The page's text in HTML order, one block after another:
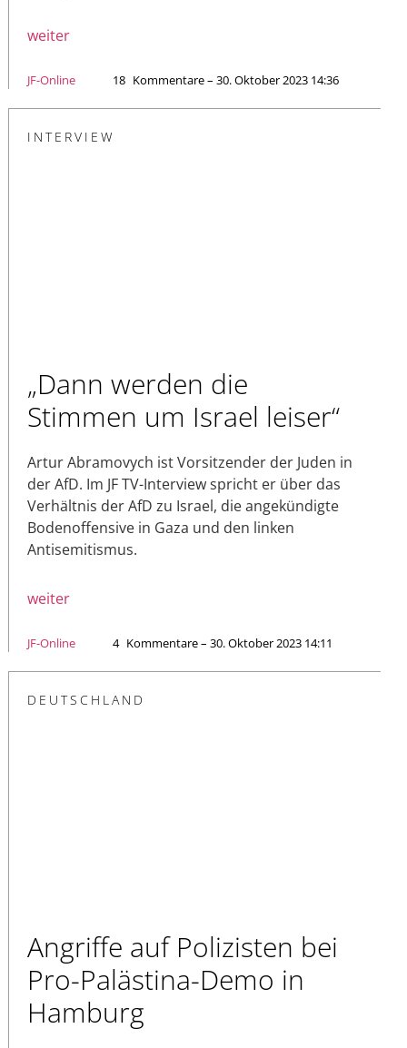
weiter
JF-Online 18 Kommentare – 30. Oktober 2023 14:36
INTERVIEW
„Dann werden die
Stimmen um Israel leiser“
Artur Abramovych ist Vorsitzender der Juden in
der AfD. Im JF TV-Interview spricht er über das
Verhältnis der AfD zu Israel, die angekündigte
Bodenoffensive in Gaza und den linken
Antisemitismus.
weiter
JF-Online 4 Kommentare – 30. Oktober 2023 14:11
DEUTSCHLAND
Angriffe auf Polizisten bei
Pro-Palästina-Demo in
Hamburg